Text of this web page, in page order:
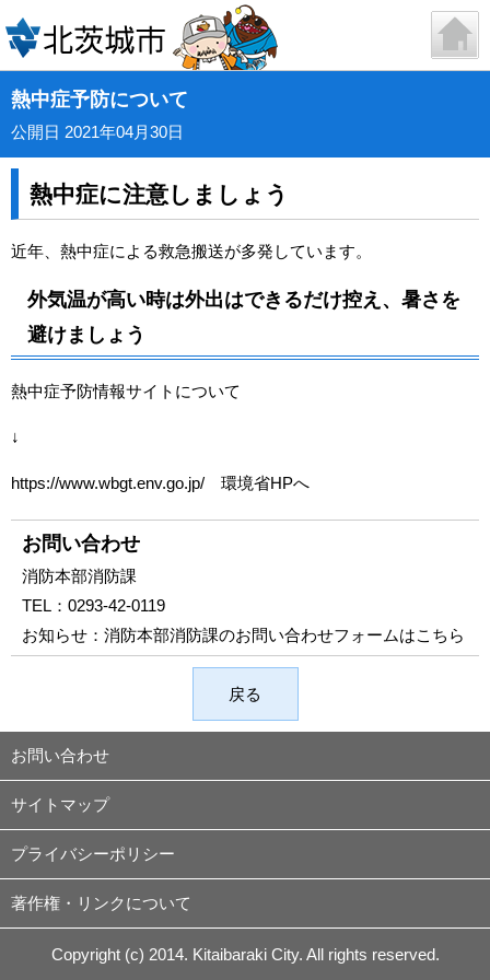
熱中症予防について
公開日 2021年04月30日
熱中症に注意しましょう
近年、熱中症による救急搬送が多発しています。
外気温が高い時は外出はできるだけ控え、暑さを
避けましょう
熱中症予防情報サイトについて
↓
https://www.wbgt.env.go.jp/ 環境省HPへ
お問い合わせ
消防本部消防課
TEL： 0293-42-0119
お知らせ： 消防本部消防課のお問い合わせフォームはこちら
戻る
お問い合わせ
サイトマップ
プライバシーポリシー
著作権・リンクについて
Copyright (c) 2014. Kitaibaraki City. All rights reserved.